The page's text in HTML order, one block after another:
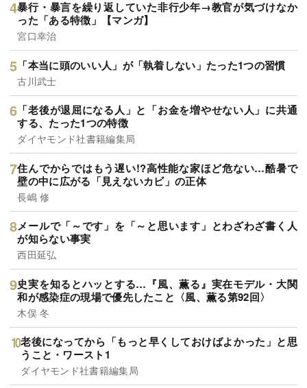
暴行・暴言を繰り返していた非行少年→教官が気づけなか
った「ある特徴」【マンガ】
宮口幸治
「本当に頭のいい人」が「執着しない」たった1つの習慣
古川武士
「老後が退屈になる人」と「お金を増やせない人」に共通
する、たった1つの特徴
ダイヤモンド社書籍編集局
住んでからではもう遅い!?高性能な家ほど危ない…酷暑で
壁の中に広がる「見えないカビ」の正体
長嶋 修
メールで「～です」を「～と思います」とわざわざ書く人
が知らない事実
西田延弘
史実を知るとハッとする…『風、薫る』実在モデル・大関
和が感染症の現場で優先したこと〈風、薫る第92回〉
木俣 冬
老後になってから「もっと早くしておけばよかった」と思
うこと・ワースト1
ダイヤモンド社書籍編集局